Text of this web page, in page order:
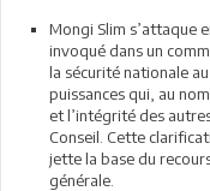
Mongi Slim s’attaque
invoqué dans un
la sécurité nationale
puissances qui, au
et l’intégrité des
Conseil. Cette
jette la base du
générale.